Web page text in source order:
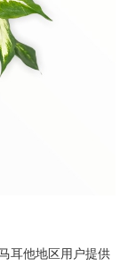
耳他地区用户提供